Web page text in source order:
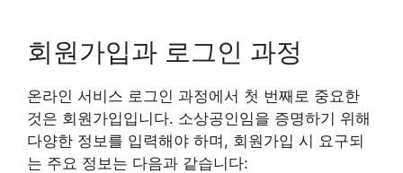
회원가입과 로그인 과정
온라인 서비스 로그인 과정에서 첫 번째로 중요한
것은 회원가입입니다. 소상공인임을 증명하기 위해
다양한 정보를 입력해야 하며, 회원가입 시 요구되
는 주요 정보는 다음과 같습니다: